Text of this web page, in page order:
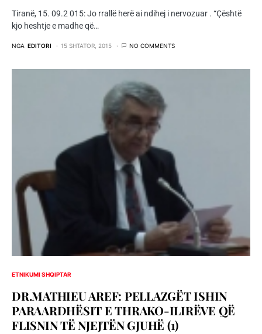
Tiranë, 15. 09.2 015: Jo rrallë herë ai ndihej i nervozuar . “Çështë
kjo heshtje e madhe që…
NGA EDITORI 15 SHTATOR, 2015 NO COMMENTS
ETNIKUMI SHQIPTAR
DR.MATHIEU AREF: PELLAZGËT ISHIN
PARAARDHËSIT E THRAKO-ILIRËVE QË
FLISNIN TË NJEJTËN GJUHË (1)